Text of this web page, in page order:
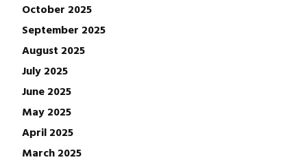
October 2025
September 2025
August 2025
July 2025
June 2025
May 2025
April 2025
March 2025